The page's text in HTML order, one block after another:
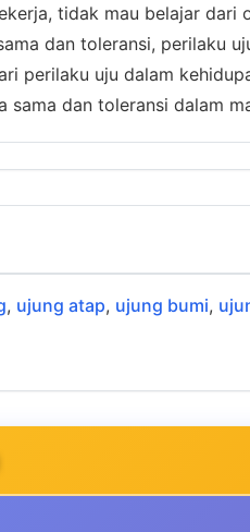
tidak mau belajar dari
dan toleransi, perilaku
perilaku uju dalam
sama dan toleransi dalam
, ujung atap, ujung bumi,